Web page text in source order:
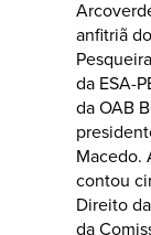
anfitriã
da ESA-
da OAB
Macedo.
contou
Direito
da